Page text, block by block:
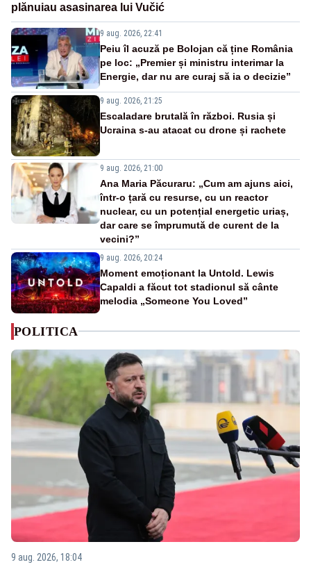
plănuiau asasinarea lui Vučić
9 aug. 2026, 22:41
Peiu îl acuză pe Bolojan că ține România
pe loc: „Premier și ministru interimar la
Energie, dar nu are curaj să ia o decizie”
9 aug. 2026, 21:25
Escaladare brutală în război. Rusia și
Ucraina s-au atacat cu drone și rachete
9 aug. 2026, 21:00
Ana Maria Păcuraru: „Cum am ajuns aici,
într-o țară cu resurse, cu un reactor
nuclear, cu un potențial energetic uriaș,
dar care se împrumută de curent de la
vecini?”
9 aug. 2026, 20:24
Moment emoționant la Untold. Lewis
Capaldi a făcut tot stadionul să cânte
melodia „Someone You Loved”
POLITICA
9 aug. 2026, 18:04